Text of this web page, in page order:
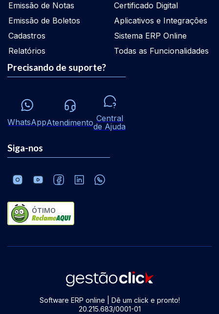
Emissão de Notas
Emissão de Boletos
Cadastros
Relatórios
Certificado Digital
Aplicativos e Integrações
Sistema ERP Online
Todas as Funcionalidades
Precisando de suporte?
WhatsAppAtendimento Central
de Ajuda
Siga-nos
ÓTIMO
Software ERP online | Dê um click e pronto!
20.215.683/0001-01